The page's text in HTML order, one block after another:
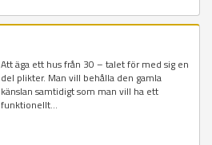
Att äga ett hus från 30 – talet för med sig en
del plikter. Man vill behålla den gamla
känslan samtidigt som man vill ha ett
funktionellt...